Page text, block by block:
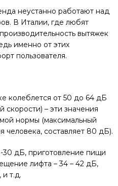
неустанно работают над
В Италии, где любят
вытяжек
именно от этих
пользователя.
колеблется от 50 до 64 дБ
скорости) – эти значения
нормы (максимальный
человека, составляет 80 дБ).
дБ, приготовление пищи
лифта – 34 – 42 дБ,
и т.д.